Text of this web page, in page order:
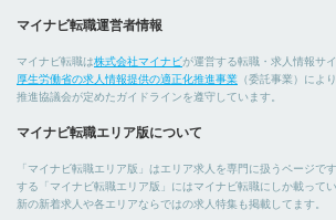
マイナビ転職運営者情報
マイナビ転職は株式会社マイナビが運営する転職・求人情報サ
厚生労働省の求人情報提供の適正化推進事業 （委託事業）によ
推進協議会が定めたガイドラインを遵守しています。
マイナビ転職エリア版について
「マイナビ転職エリア版」はエリア求人を専門に扱うページです
する「マイナビ転職エリア版」にはマイナビ転職にしか載って
新の新着求人や各エリアならではの求人特集も掲載してます。